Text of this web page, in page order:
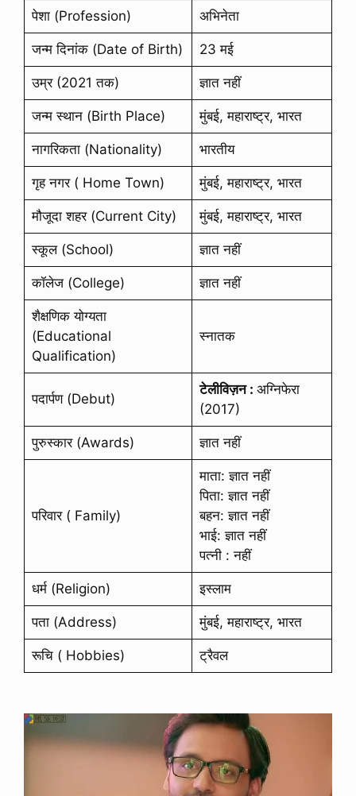
पेशा (Profession) अभिनेता
जन्म दिनांक (Date of Birth) 23 मई
उम्र (2021 तक) ज्ञात नहीं
जन्म स्थान (Birth Place) मुंबई, महाराष्ट्र, भारत
नागरिकता (Nationality) भारतीय
गृह नगर ( Home Town) मुंबई, महाराष्ट्र, भारत
मौजूदा शहर (Current City) मुंबई, महाराष्ट्र, भारत
स्कूल (School) ज्ञात नहीं
कॉलेज (College) ज्ञात नहीं
शैक्षणिक योग्यता
(Educational
Qualification)
स्नातक
पदार्पण (Debut)
टेलीविज़न : अग्निफेरा
(2017)
पुरुस्कार (Awards) ज्ञात नहीं
परिवार ( Family)
माता: ज्ञात नहीं
पिता: ज्ञात नहीं
बहन: ज्ञात नहीं
भाई: ज्ञात नहीं
पत्नी : नहीं
धर्म (Religion) इस्लाम
पता (Address) मुंबई, महाराष्ट्र, भारत
रूचि ( Hobbies) ट्रैवल